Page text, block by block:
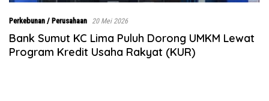
Perkebunan / Perusahaan 20 Mei 2026
Bank Sumut KC Lima Puluh Dorong UMKM Lewat
Program Kredit Usaha Rakyat (KUR)